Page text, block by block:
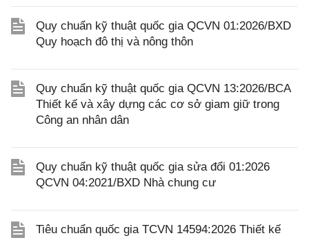
Quy chuẩn kỹ thuật quốc gia QCVN 01:2026/BXD
Quy hoạch đô thị và nông thôn
Quy chuẩn kỹ thuật quốc gia QCVN 13:2026/BCA
Thiết kế và xây dựng các cơ sở giam giữ trong
Công an nhân dân
Quy chuẩn kỹ thuật quốc gia sửa đổi 01:2026
QCVN 04:2021/BXD Nhà chung cư
Tiêu chuẩn quốc gia TCVN 14594:2026 Thiết kế